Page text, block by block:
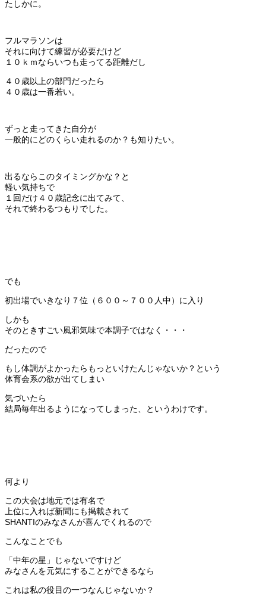
たしかに。
フルマラソンは
それに向けて練習が必要だけど
１０ｋｍならいつも走ってる距離だし
４０歳以上の部門だったら
４０歳は一番若い。
ずっと走ってきた自分が
一般的にどのくらい走れるのか？も知りたい。
出るならこのタイミングかな？と
軽い気持ちで
１回だけ４０歳記念に出てみて、
それで終わるつもりでした。
でも
初出場でいきなり７位（６００～７００人中）に入り
しかも
そのときすごい風邪気味で本調子ではなく・・・
だったので
もし体調がよかったらもっといけたんじゃないか？という
体育会系の欲が出てしまい
気づいたら
結局毎年出るようになってしまった、というわけです。
何より
この大会は地元では有名で
上位に入れば新聞にも掲載されて
SHANTIのみなさんが喜んでくれるので
こんなことでも
「中年の星」じゃないですけど
みなさんを元気にすることができるなら
これは私の役目の一つなんじゃないか？